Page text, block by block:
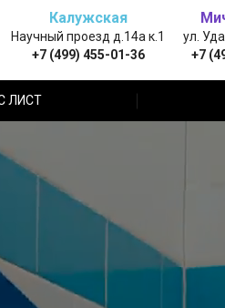
Калужская
Научный проезд д.14а к.1
+7 (499) 455-01-36
ул.
+7
ЛИСТ